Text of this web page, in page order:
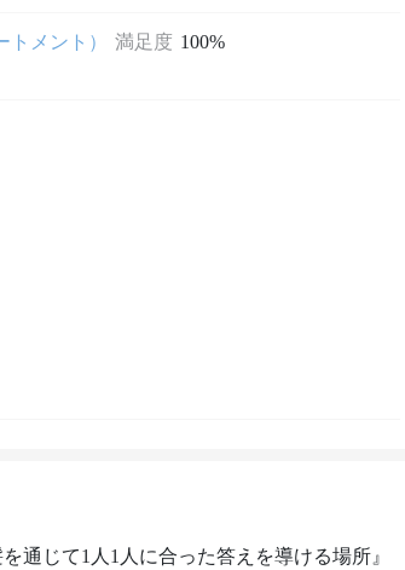
メント） 満足度 100%
通じて1人1人に合った答えを導ける場所』